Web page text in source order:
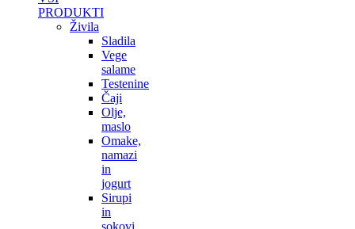
PRODUKTI
Živila
Sladila
Vege
salame
Testenine
Čaji
Olje,
maslo
Omake,
namazi
in
jogurt
Sirupi
in
sokovi